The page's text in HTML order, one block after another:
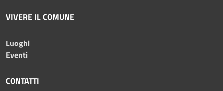
VIVERE IL COMUNE
Luoghi
Eventi
CONTATTI